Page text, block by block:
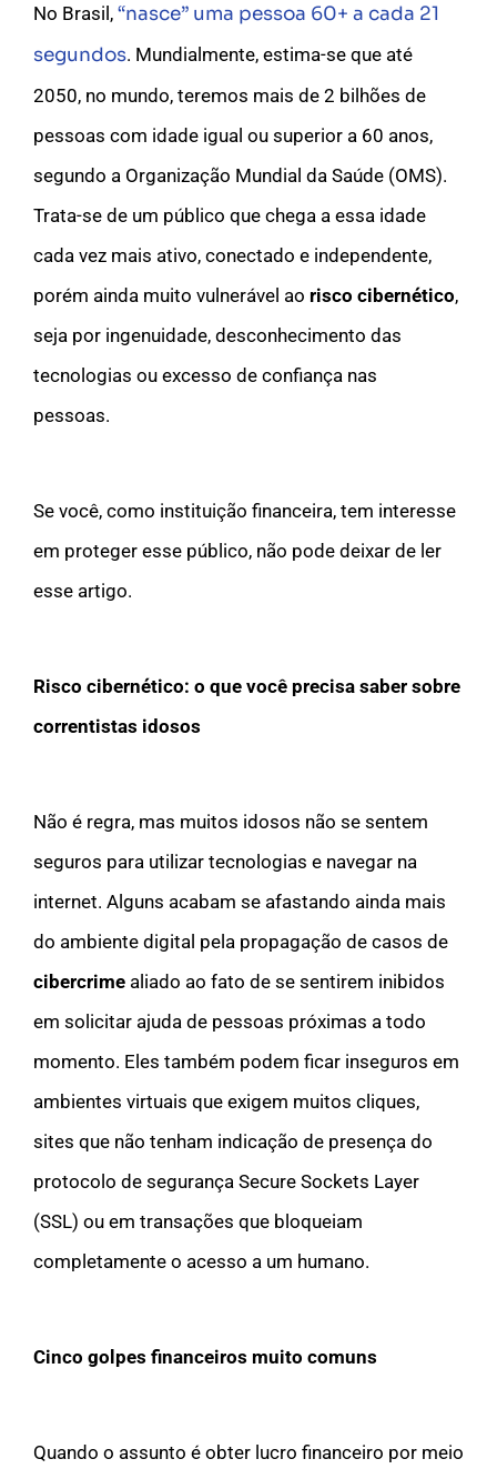
No Brasil, “nasce” uma pessoa 60+ a cada 21
segundos. Mundialmente, estima-se que até
2050, no mundo, teremos mais de 2 bilhões de
pessoas com idade igual ou superior a 60 anos,
segundo a Organização Mundial da Saúde (OMS).
Trata-se de um público que chega a essa idade
cada vez mais ativo, conectado e independente,
porém ainda muito vulnerável ao risco cibernético,
seja por ingenuidade, desconhecimento das
tecnologias ou excesso de confiança nas
pessoas.
Se você, como instituição financeira, tem interesse
em proteger esse público, não pode deixar de ler
esse artigo.
Risco cibernético: o que você precisa saber sobre
correntistas idosos
Não é regra, mas muitos idosos não se sentem
seguros para utilizar tecnologias e navegar na
internet. Alguns acabam se afastando ainda mais
do ambiente digital pela propagação de casos de
cibercrime aliado ao fato de se sentirem inibidos
em solicitar ajuda de pessoas próximas a todo
momento. Eles também podem ficar inseguros em
ambientes virtuais que exigem muitos cliques,
sites que não tenham indicação de presença do
protocolo de segurança Secure Sockets Layer
(SSL) ou em transações que bloqueiam
completamente o acesso a um humano.
Cinco golpes financeiros muito comuns
Quando o assunto é obter lucro financeiro por meio